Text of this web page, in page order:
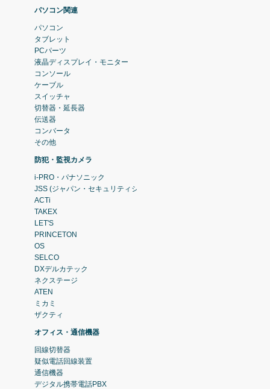
パソコン関連
パソコン
タブレット
PCパーツ
液晶ディスプレイ・モニター
コンソール
ケーブル
スイッチャ
切替器・延長器
伝送器
コンバータ
その他
防犯・監視カメラ
i-PRO・パナソニック
JSS (ジャパン・セキュリティシステム)
ACTi
TAKEX
LET'S
PRINCETON
OS
SELCO
DXデルカテック
ネクステージ
ATEN
ミカミ
ザクティ
オフィス・通信機器
回線切替器
疑似電話回線装置
通信機器
デジタル携帯電話PBX